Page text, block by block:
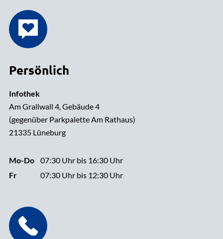
Persönlich
Infothek
Am Grallwall 4, Gebäude 4
(gegenüber Parkpalette Am Rathaus)
21335 Lüneburg
Mo-Do
Fr
07:30 Uhr bis 16:30 Uhr
07:30 Uhr bis 12:30 Uhr